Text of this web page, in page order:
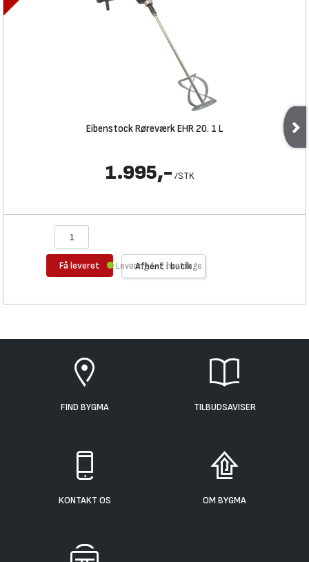
Eibenstock Røreværk EHR 20. 1 L
1.995,- /STK
Få leveret Afhent i butik
Levering 1-2 hverdage
FIND BYGMA TILBUDSAVISER
KONTAKT OS OM BYGMA